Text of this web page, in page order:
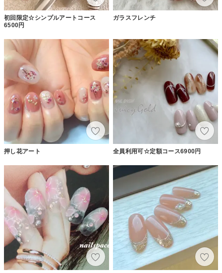
初回限定☆シンプルアートコース
6500円
ガラスフレンチ
押し花アート 全員利用可☆定額コース6900円